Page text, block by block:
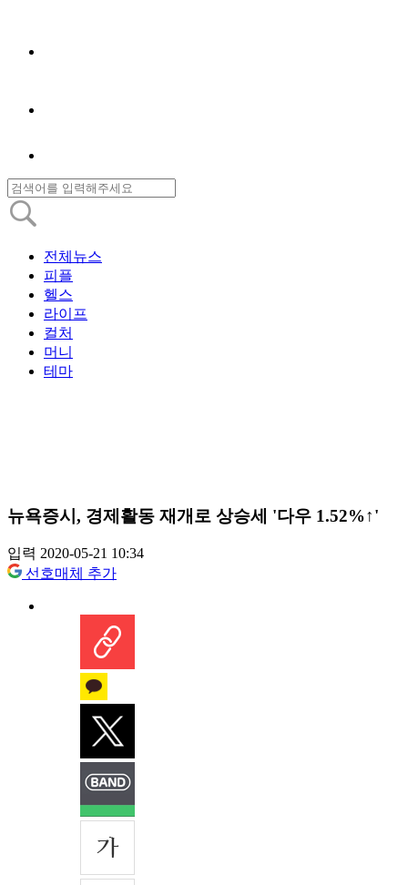
전체뉴스
피플
헬스
라이프
컬처
머니
테마
뉴욕증시, 경제활동 재개로 상승세 '다우 1.52%↑'
입력 2020-05-21 10:34
선호매체 추가